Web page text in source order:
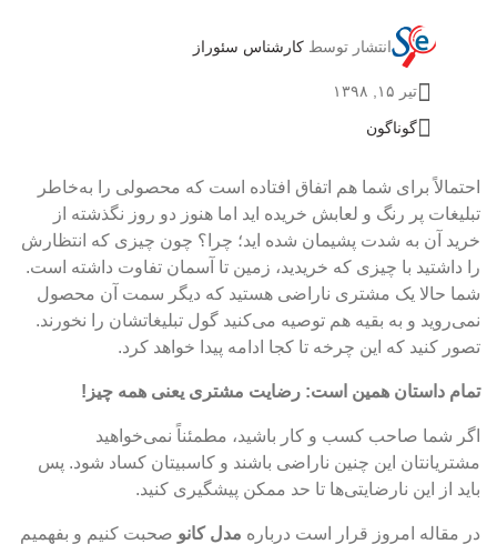
انتشار توسط کارشناس سئوراز
تیر ۱۵, ۱۳۹۸
گوناگون
احتمالاً برای شما هم اتفاق افتاده است که محصولی را به‌خاطر
تبلیغات پر رنگ و لعابش خریده اید اما هنوز دو روز نگذشته از
خرید آن به شدت پشیمان شده اید؛ چرا؟ چون چیزی که انتظارش
را داشتید با چیزی که خریدید، زمین تا آسمان تفاوت داشته است.
شما حالا یک مشتری ناراضی هستید که دیگر سمت آن محصول
نمی‌روید و به بقیه هم توصیه می‌کنید گول تبلیغاتشان را نخورند.
تصور کنید که این چرخه تا کجا ادامه پیدا خواهد کرد.
تمام داستان همین است: رضایت مشتری یعنی همه چیز!
اگر شما صاحب کسب و کار باشید، مطمئناً نمی‌خواهید
مشتریانتان این چنین ناراضی باشند و کاسبیتان کساد شود. پس
باید از این نارضایتی‌ها تا حد ممکن پیشگیری کنید.
در مقاله امروز قرار است درباره مدل کانو صحبت کنیم و بفهمیم